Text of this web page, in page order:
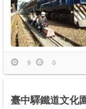
APP下載
9 0
臺中驛鐵道文化